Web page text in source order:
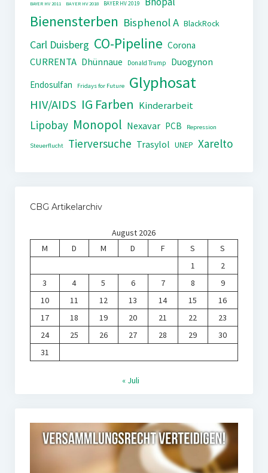
BAYER HV 2011 BAYER HV 2018 BAYER HV 2019
Bienensterben Bisphenol A BlackRock
Carl Duisberg CO-Pipeline Corona
CURRENTA Dhünnaue Donald Trump
Duogynon
Endosulfan
Fridays for Future Glyphosat
HIV/AIDS IG Farben Kinderarbeit
Lipobay Monopol Nexavar PCB Repression
Steuerflucht Tierversuche Trasylol UNEP Xarelto
CBG Artikelarchiv
August 2026
M
D M D F S
S
1
2
3
4 5 6 7 8
9
10
11 12 13 14 15
16
17
18 19 20 21 22
23
24
25 26 27 28 29
30
31
« Juli